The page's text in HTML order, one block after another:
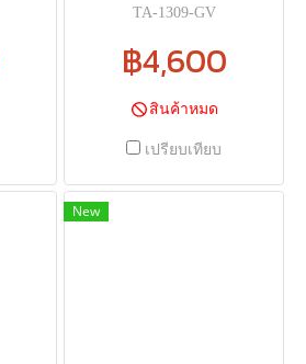
TA-1309-GV
฿4,600
สินค้าหมด
เปรียบเทียบ
New